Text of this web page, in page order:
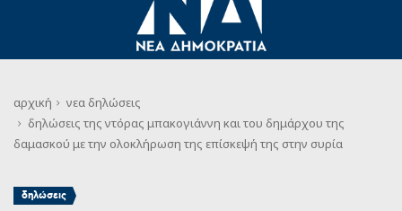
αρχική νεα δηλώσεις
δηλώσεις της ντόρας μπακογιάννη και του δημάρχου της
δαμασκού με την ολοκλήρωση της επίσκεψή της στην συρία
δηλώσεις